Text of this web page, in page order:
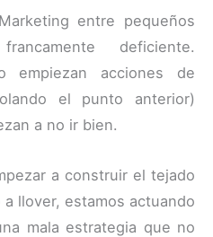
entre pequeños
deficiente.
empiezan acciones de
el punto anterior)
a no ir bien.
a construir el tejado
llover, estamos actuando
mala estrategia que no